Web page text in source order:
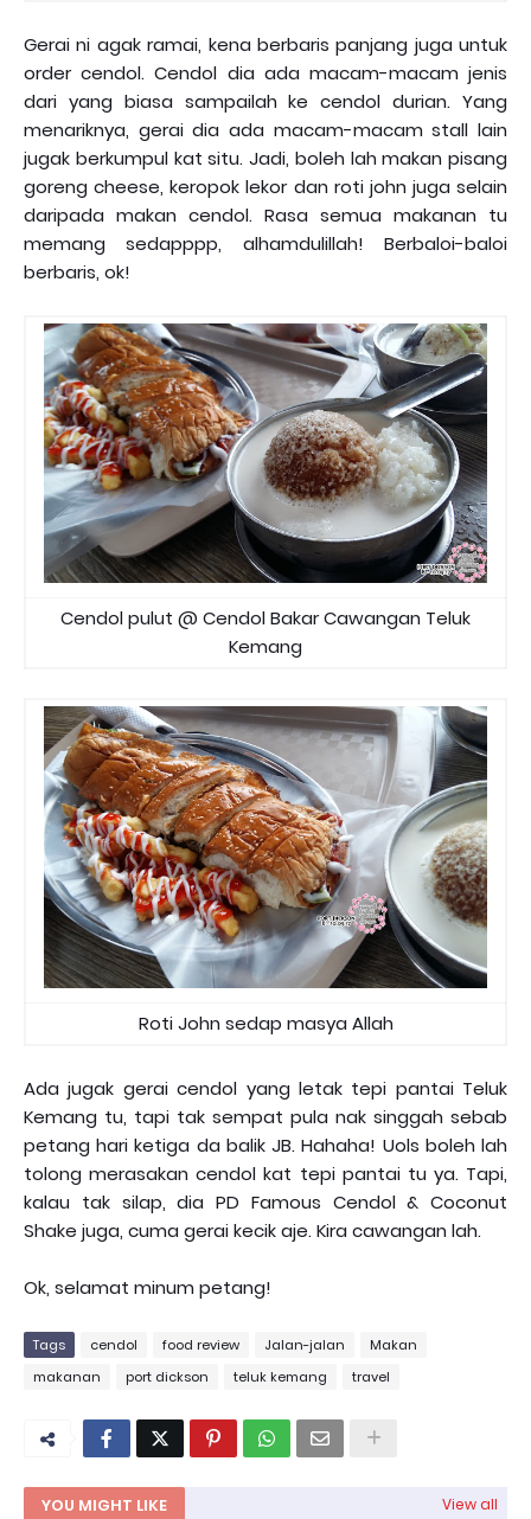
Gerai ni agak ramai, kena berbaris panjang juga untuk
order cendol. Cendol dia ada macam-macam jenis
dari yang biasa sampailah ke cendol durian. Yang
menariknya, gerai dia ada macam-macam stall lain
jugak berkumpul kat situ. Jadi, boleh lah makan pisang
goreng cheese, keropok lekor dan roti john juga selain
daripada makan cendol. Rasa semua makanan tu
memang sedapppp, alhamdulillah! Berbaloi-baloi
berbaris, ok!
Cendol pulut @ Cendol Bakar Cawangan Teluk
Kemang
Roti John sedap masya Allah
Ada jugak gerai cendol yang letak tepi pantai Teluk
Kemang tu, tapi tak sempat pula nak singgah sebab
petang hari ketiga da balik JB. Hahaha! Uols boleh lah
tolong merasakan cendol kat tepi pantai tu ya. Tapi,
kalau tak silap, dia PD Famous Cendol & Coconut
Shake juga, cuma gerai kecik aje. Kira cawangan lah.
Ok, selamat minum petang!
Tags cendol food review Jalan-jalan
Makan
makanan
port dickson teluk kemang travel
YOU MIGHT LIKE View all